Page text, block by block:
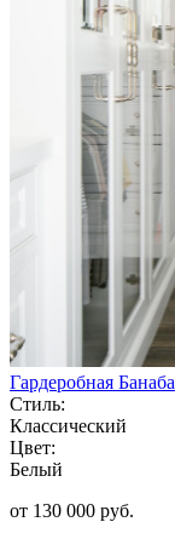
Гардеробная Банаба
Стиль:
Классический
Цвет:
Белый
от 130 000 руб.